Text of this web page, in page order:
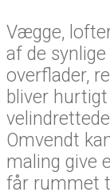
Vægge,
af de
overflader,
bliver
Omvendt
maling give
får rummet